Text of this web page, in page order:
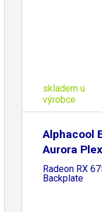
skladem u
výrobce
Alphacool
Aurora
Radeon RX
Backplate